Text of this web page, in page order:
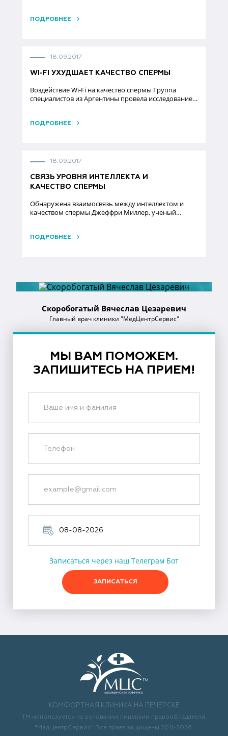
ПОДРОБНЕЕ
18.09.2017
WI-FI УХУДШАЕТ КАЧЕСТВО СПЕРМЫ
Воздействие Wi-Fi на качество спермы Группа
специалистов из Аргентины провела исследование…
ПОДРОБНЕЕ
18.09.2017
СВЯЗЬ УРОВНЯ ИНТЕЛЛЕКТА И
КАЧЕСТВО СПЕРМЫ
Обнаружена взаимосвязь между интеллектом и
качеством спермы Джеффри Миллер, ученый…
ПОДРОБНЕЕ
Скоробогатый Вячеслав Цезаревич
Главный врач клиники "МедЦентрСервис"
МЫ ВАМ ПОМОЖЕМ.
ЗАПИШИТЕСЬ НА ПРИЕМ!
Записаться через наш Телеграм Бот
ЗАПИСАТЬСЯ
КОМФОРТНАЯ КЛИНИКА НА ПЕЧЕРСКЕ
ТМ используется на основании лицензии правообладателя.
"МедЦентрСервис" Все права защищены 2011-2026.